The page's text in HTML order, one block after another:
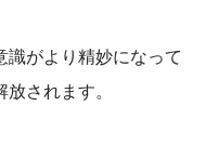
がより精妙になって
されます。